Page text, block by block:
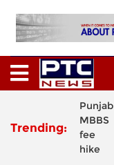
Trending:
Punjab
MBBS
fee
hike